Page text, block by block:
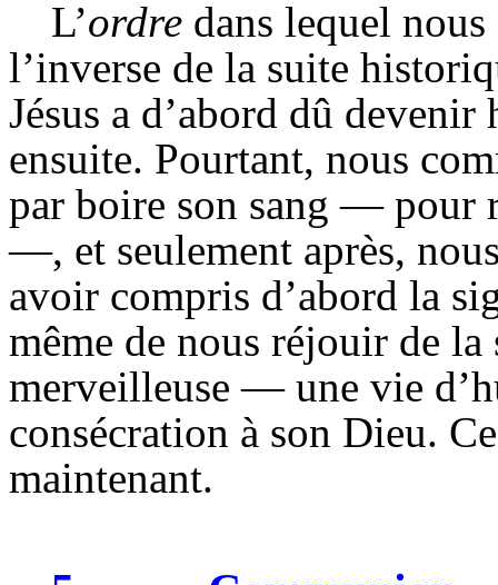
L’ordredans lequel nous
l’inverse de la suite
Jésus a d’abord dû
ensuite. Pourtant, nous
par boire son sang — pour
—, et seulement après,
avoir compris d’abord la
même de nous réjouir de
merveilleuse — une vie
consécration à son Dieu.
maintenant.